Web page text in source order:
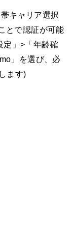
キャリア選択
とで認証が可能
定」>「年齢確
」を選び、必
ます)